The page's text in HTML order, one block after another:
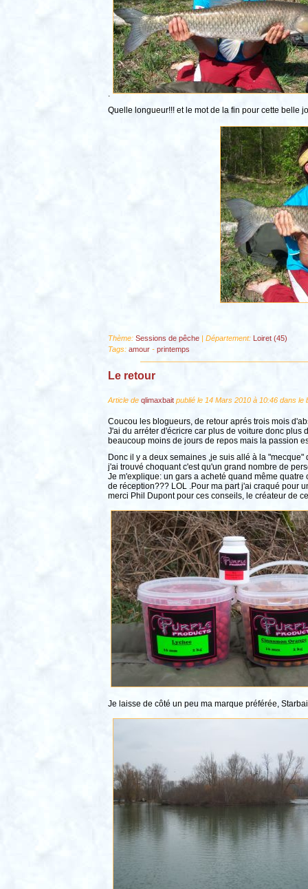
.
Quelle longueur!!! et le mot de la fin pour cette belle
Thème: Sessions de pêche| Département: Loiret (45)
Tags: amour- printemps
Le retour
Article de qlimaxbaitpublié le 14 Mars 2010 à 10:46 dans le
Coucou les blogueurs, de retour aprés trois mois
J'ai du arréter d'écricre car plus de voiture donc
beaucoup moins de jours de repos mais la passion
Donc il y a deux semaines ,je suis allé à la "mecque"
j'ai trouvé choquant c'est qu'un grand nombre de
Je m'explique: un gars a acheté quand même
de réception??? LOL .Pour ma part j'ai craqué pour
merci Phil Dupont pour ces conseils, le créateur de
Je laisse de côté un peu ma marque préférée,